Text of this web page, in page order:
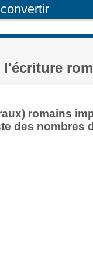
l'écriture
romains
des nombres